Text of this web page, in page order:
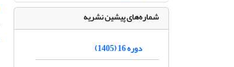
شماره‌های پیشین نشریه
دوره 16 (1405)